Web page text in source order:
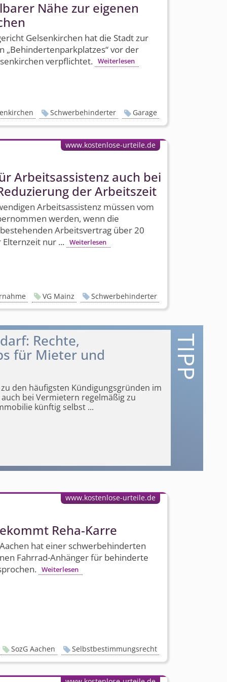
Nähe zur eigenen
Gelsenkirchen hat die Stadt zur
„Behinderten­park­platzes“ vor der
verpflichtet. Weiterlesen
Schwerbehinderter Garage
Arbeitsassistenz auch bei
der Arbeitszeit
Arbeitsassistenz müssen vom
werden, wenn die
Arbeitsvertrag über 20
nur ... Weiterlesen
www.kostenlose-urteile.de
VG Mainz Schwerbehinderter
Rechte,
für Mieter und
den häufigsten Kündigungsgründen im
bei Vermietern regelmäßig zu
künftig selbst...
Reha-Karre
hat einer schwerbehinderten
Fahrrad-Anhänger für behinderte
Weiterlesen
www.kostenlose-urteile.de
SozG Aachen Selbstbestimmungsrecht